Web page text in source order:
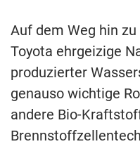
Auf dem Weg hin
Toyota ehrgeizige
produzierter
genauso wichtige
andere Bio-